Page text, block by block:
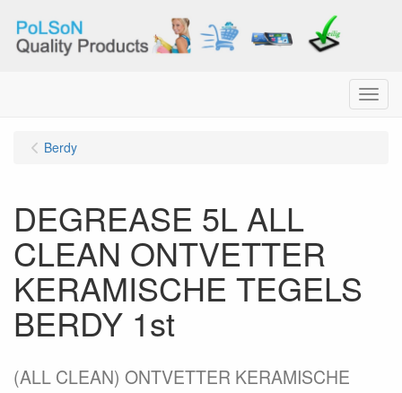
Menu
Berdy
DEGREASE 5L ALL
CLEAN ONTVETTER
KERAMISCHE TEGELS
BERDY 1st
(ALL CLEAN) ONTVETTER KERAMISCHE